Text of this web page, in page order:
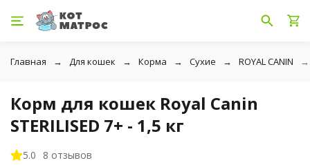
Главная Для кошек Корма Сухие ROYAL CANIN
Корм для кошек Royal Canin
STERILISED 7+ - 1,5 кг
5.0
8 отзывов